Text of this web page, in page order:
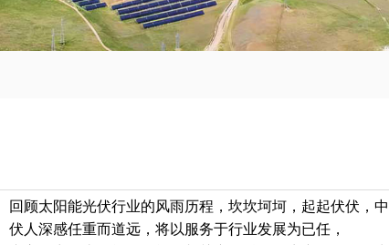
回顾太阳能光伏行业的风雨历程，坎坎坷坷，起起伏伏，中
伏人深感任重而道远，将以服务于行业发展为已任，